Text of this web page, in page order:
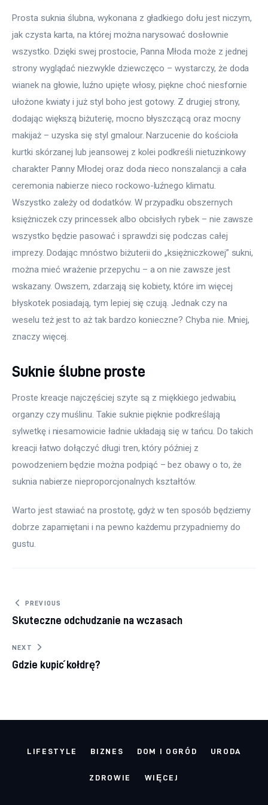
Prosta suknia ślubna, wykonana z gładkiego dołu jest niczym,
jak czysta karta, na której można narysować dosłownie
wszystko. Dzięki swej prostocie, Panna Młoda może z jednej
strony wyglądać niezwykle dziewczęco – wystarczy, że doda
wianek na głowie, luźno upięte włosy, piękne choć niesfornie
ułożone kwiaty i już styl boho jest gotowy. Z drugiej strony,
dodając większą biżuterię, mocno błyszczącą oraz mocny
makijaż – uzyska się styl gmalour. Narzucenie do kościoła
kurtki skórzanej lub jeansowej z kolei podkreśli nietuzinkowy
charakter Panny Młodej oraz doda nieco nonszalancji a cała
ceremonia nabierze nieco rockowo-luźnego klimatu.
Wszystko zależy od dodatków. W przypadku obszernych
księżniczek czy princessek albo obcisłych rybek – nie zawsze
wszystko będzie pasować i sprawdzi się podczas całej
imprezy. Dodając mnóstwo biżuterii do „księżniczkowej” sukni,
można mieć wrażenie przepychu – a on nie zawsze jest
wskazany. Owszem, zdarzają się kobiety, które im więcej
błyskotek posiadają, tym lepiej się czują. Jednak czy na
weselu też jest to aż tak bardzo konieczne? Chyba nie. Mniej,
znaczy więcej.
Suknie ślubne proste
Proste kreacje najczęściej szyte są z miękkiego jedwabiu,
organzy czy muślinu. Takie suknie pięknie podkreślają
sylwetkę i niesamowicie ładnie układają się w tańcu. Do takich
kreacji łatwo dołączyć długi tren, który później z
powodzeniem będzie można podpiąć – bez obawy o to, że
suknia nabierze nieproporcjonalnych kształtów.
Warto jest stawiać na prostotę, gdyż w ten sposób będziemy
dobrze zapamiętani i na pewno każdemu przypadniemy do
gustu.
Nawigacja wpisu
PREVIOUS
Skuteczne odchudzanie na wczasach
NEXT
Gdzie kupić kołdrę?
LIFESTYLE BIZNES DOM I OGRÓD URODA
ZDROWIE WIĘCEJ